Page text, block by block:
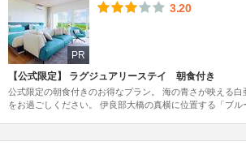
PR
3.20
【公式限定】 ラグジュアリーステイ 朝食付き
公式限定の朝食付きのお得なプラン。 海の青さが映える
をお過ごしください。 伊良部大橋の真横に位置する「ブ